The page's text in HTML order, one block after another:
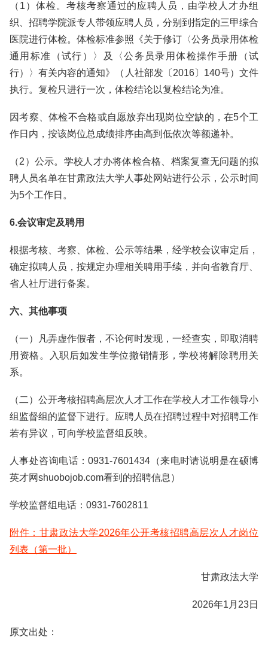
（1）体检。考核考察通过的应聘人员，由学校人才办组
织、招聘学院派专人带领应聘人员，分别到指定的三甲综合
医院进行体检。体检标准参照《关于修订〈公务员录用体检
通用标准（试行）〉及〈公务员录用体检操作手册（试
行）〉有关内容的通知》（人社部发〔2016〕140号）文件
执行。复检只进行一次，体检结论以复检结论为准。
因考察、体检不合格或自愿放弃出现岗位空缺的，在5个工
作日内，按该岗位总成绩排序由高到低依次等额递补。
（2）公示。学校人才办将体检合格、档案复查无问题的拟
聘人员名单在甘肃政法大学人事处网站进行公示，公示时间
为5个工作日。
6.会议审定及聘用
根据考核、考察、体检、公示等结果，经学校会议审定后，
确定拟聘人员，按规定办理相关聘用手续，并向省教育厅、
省人社厅进行备案。
六、其他事项
（一）凡弄虚作假者，不论何时发现，一经查实，即取消聘
用资格。入职后如发生学位撤销情形，学校将解除聘用关
系。
（二）公开考核招聘高层次人才工作在学校人才工作领导小
组监督组的监督下进行。应聘人员在招聘过程中对招聘工作
若有异议，可向学校监督组反映。
人事处咨询电话：0931-7601434（来电时请说明是在硕博
英才网shuobojob.com看到的招聘信息）
学校监督组电话：0931-7602811
附件：甘肃政法大学2026年公开考核招聘高层次人才岗位
列表（第一批）
甘肃政法大学
2026年1月23日
原文出处：